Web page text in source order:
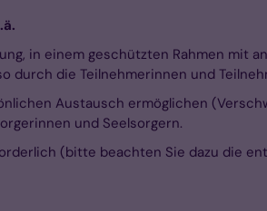
in einem geschützten Rahmen mit
durch die Teilnehmerinnen und
Austausch ermöglichen
und Seelsorgern.
(bitte beachten Sie dazu die